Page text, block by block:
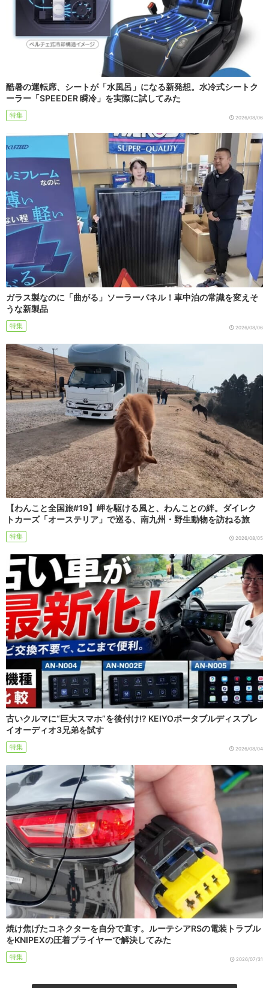
酷暑の運転席、シートが「水風呂」になる新発想。水冷式シートク
ーラー「SPEEDER 瞬冷」を実際に試してみた
特集 2026/08/06
ガラス製なのに「曲がる」ソーラーパネル！車中泊の常識を変えそ
うな新製品
特集 2026/08/06
【わんこと全国旅#19】岬を駆ける風と、わんことの絆。ダイレク
トカーズ「オーステリア」で巡る、南九州・野生動物を訪ねる旅
特集 2026/08/05
古いクルマに“巨大スマホ”を後付け!? KEIYOポータブルディスプレ
イオーディオ3兄弟を試す
特集 2026/08/04
焼け焦げたコネクターを自分で直す。ルーテシアRSの電装トラブル
をKNIPEXの圧着プライヤーで解決してみた
特集 2026/07/31